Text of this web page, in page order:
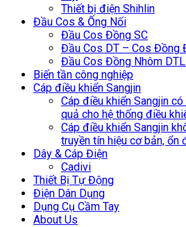
Thiết bị điện Shihlin
Đầu Cos & Ống Nối
Đầu Cos Đồng SC
Đầu Cos DT – Cos Đồng
Đầu Cos Đồng Nhôm
Biến tần công nghiệp
Cáp điều khiển Sangjin
Cáp điều khiển Sangjin
quả cho hệ thống điều
Cáp điều khiển Sangjin
truyền tín hiệu cơ bản, ổn
Dây & Cáp Điện
Cadivi
Thiết Bị Tự Động
Điện Dân Dụng
Dụng Cụ Cầm Tay
About Us